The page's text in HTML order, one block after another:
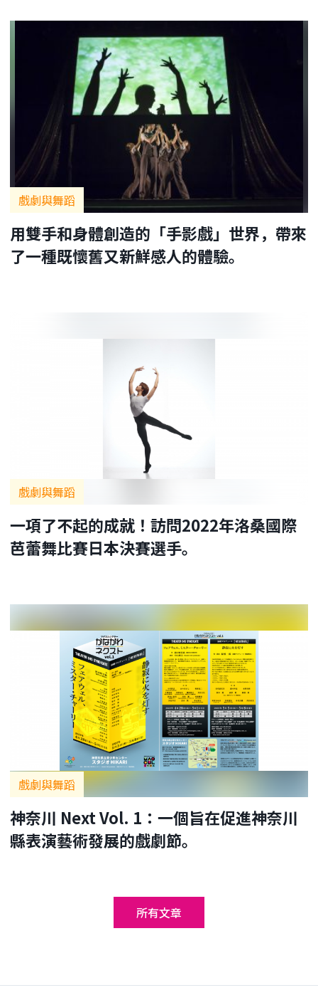
戲劇與舞蹈
用雙手和身體創造的「手影戲」世界，帶來
了一種既懷舊又新鮮感人的體驗。
戲劇與舞蹈
一項了不起的成就！訪問2022年洛桑國際
芭蕾舞比賽日本決賽選手。
戲劇與舞蹈
神奈川 Next Vol. 1：一個旨在促進神奈川
縣表演藝術發展的戲劇節。
所有文章